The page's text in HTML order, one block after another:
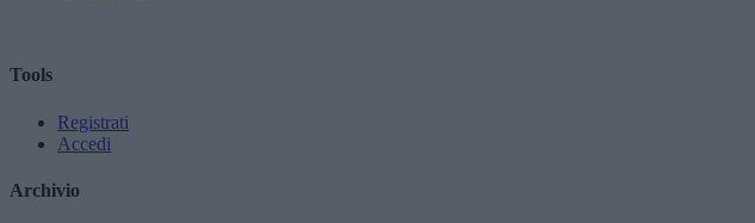
Tools
Registrati
Accedi
Archivio